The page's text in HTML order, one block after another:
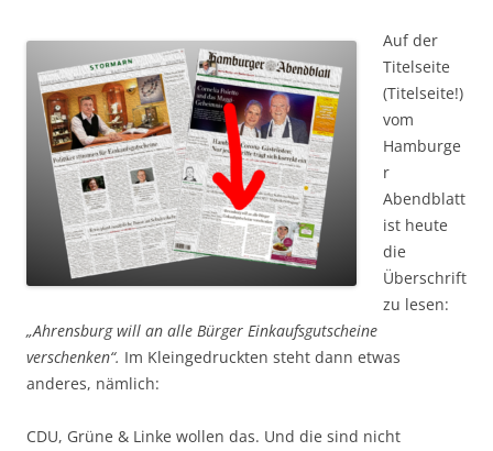
Auf der
Titelseite
(Titelseite!)
vom
Hamburge
r
Abendblatt
ist heute
die
Überschrift
zu lesen:
„Ahrensburg will an alle Bürger Einkaufsgutscheine
verschenken“. Im Kleingedruckten steht dann etwas
anderes, nämlich:
CDU, Grüne & Linke wollen das. Und die sind nicht